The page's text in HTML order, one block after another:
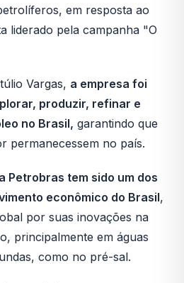
em resposta ao
liderado pela campanha "O
Vargas, a empresa foi
produzir, refinar e
no Brasil, garantindo que
permanecessem no país.
a Petrobras tem sido um dos
econômico do Brasil,
por suas inovações na
principalmente em águas
como no pré-sal.